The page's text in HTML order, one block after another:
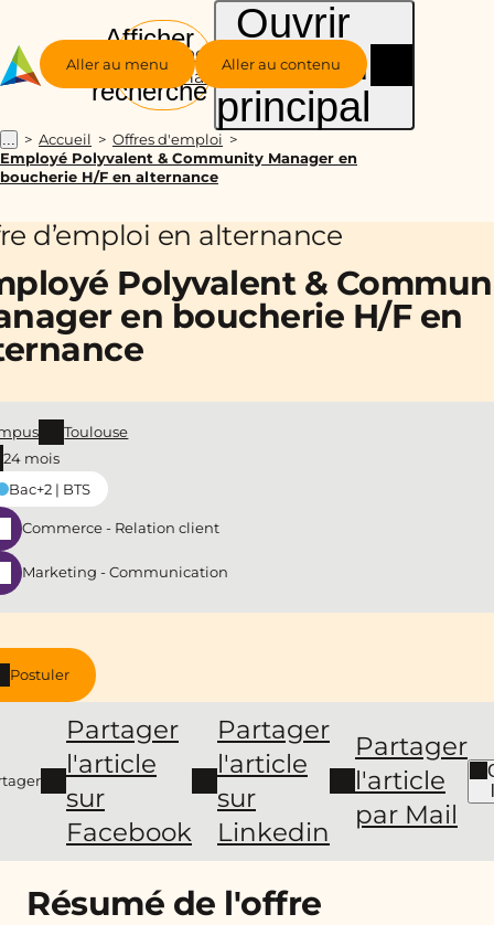
Aller au menu Aller au contenu
Groupe
Alternance
Afficher
la
recherche
Ouvrir
le menu
principal
... Accueil
Offres d'emploi
Employé Polyvalent & Community Manager en
boucherie H/F en alternance
d’emploi en alternance
Polyvalent &
en boucherie H/F en
Postuler
Partager
l'article
sur
Facebook
Partager
l'article
sur
Linkedin
Partager
l'article
par Mail
Toulouse
24 mois
Bac+2 | BTS
Commerce - Relation client
Marketing - Communication
Résumé de l'offre